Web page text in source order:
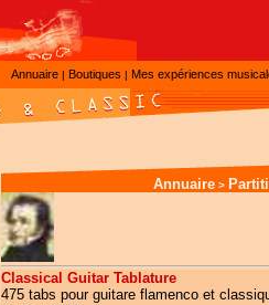
Annuaire | Boutiques | Mes expériences
Annuaire >
Classical Guitar Tablature
475 tabs pour guitare flamenco et